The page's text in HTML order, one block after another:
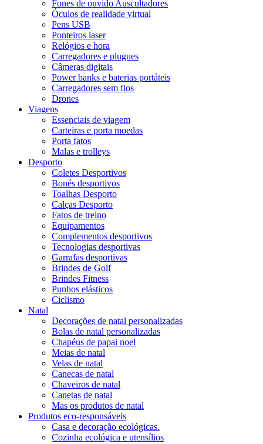
Fones de ouvido Auscultadores
Óculos de realidade virtual
Pens USB
Ponteiros laser
Relógios e hora
Carregadores e plugues
Câmeras digitais
Power banks e baterias portáteis
Carregadores sem fios
Drones
Viagens
Essenciais de viagem
Carteiras e porta moedas
Porta fatos
Malas e trolleys
Desporto
Coletes Desportivos
Bonés desportivos
Toalhas Desporto
Calças Desporto
Fatos de treino
Equipamentos
Complementos desportivos
Tecnologias desportivas
Garrafas desportivas
Brindes de Golf
Brindes Fitness
Punhos elásticos
Ciclismo
Natal
Decorações de natal personalizadas
Bolas de natal personalizadas
Chapéus de papai noel
Meias de natal
Velas de natal
Canecas de natal
Chaveiros de natal
Canetas de natal
Mas os produtos de natal
Produtos eco-responsáveis
Casa e decoração ecológicas.
Cozinha ecológica e utensílios